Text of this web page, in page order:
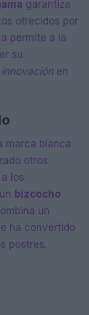
garantiza
ofrecidos por
permite a la
su
innovación en
marca blanca
otros
los
bizcocho
un
ha convertido
postres.